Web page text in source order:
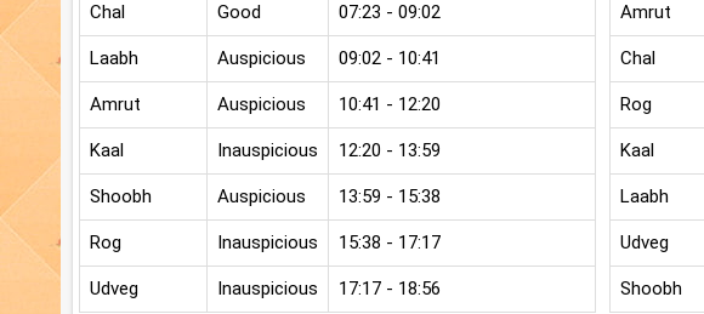
Chal Good 07:23 - 09:02
Laabh Auspicious 09:02 - 10:41
Amrut Auspicious 10:41 - 12:20
Kaal Inauspicious 12:20 - 13:59
Shoobh Auspicious 13:59 - 15:38
Rog Inauspicious 15:38 - 17:17
Udveg Inauspicious 17:17 - 18:56
Amrut
Chal
Rog
Kaal
Laabh
Udveg
Shoobh